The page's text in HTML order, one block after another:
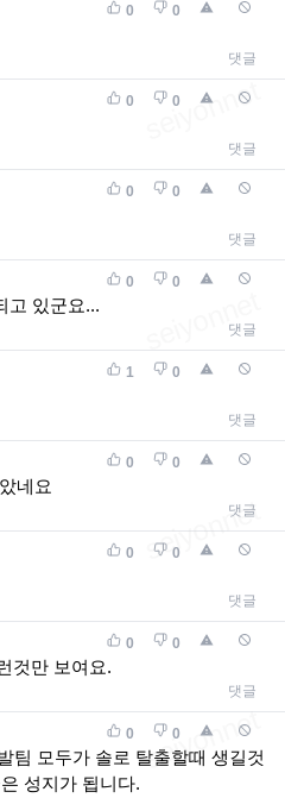
0 0
댓글
0 0
댓글
0 0
댓글
0 0
고 있군요...
댓글
1 0
댓글
0 0
네요
댓글
0 0
댓글
0 0
것만 보여요.
댓글
0 0
팀 모두가 솔로 탈출할때 생길것
성지가 됩니다.